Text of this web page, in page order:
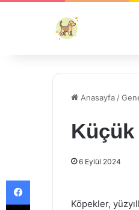
Anasayfa /
Küçük
6 Eylül 2024
Köpekler,
Facebook
X